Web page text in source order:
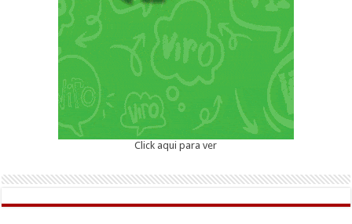
Click aqui para ver